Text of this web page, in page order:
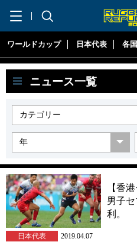
ワールドカップ 日本代表 各
ニュース一覧
【香
男子
利。
日本代表 2019.04.07